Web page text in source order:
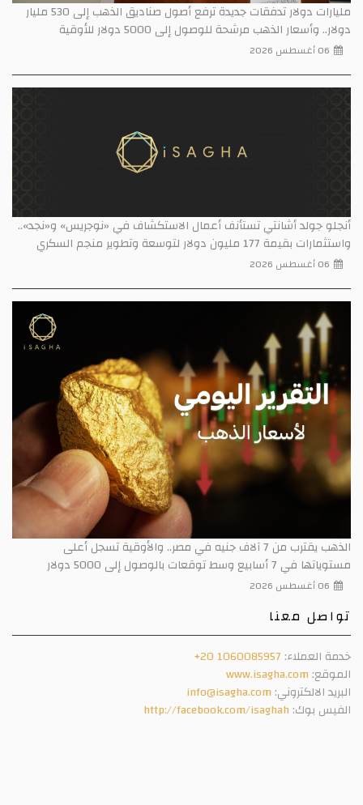
مليارات دولار تدفقات جديدة ترفع أصول صناديق الذهب إلى 530 مليار
دولار.. وأسعار الذهب مرشحة للوصول إلى 5000 دولار للأوقية
06 أغسطس 2026
أنجلو جولد أشانتي تستأنف أعمال الاستكشاف في «نوجريس» و«نجد»..
واستثمارات بقيمة 177 مليون دولار لتوسعة وتطوير منجم السكري
06 أغسطس 2026
الذهب يقترب من 7 آلاف جنيه في مصر.. والأوقية تسجل أعلى
مستوياتها في 7 أسابيع وسط توقعات بالوصول إلى 5000 دولار
06 أغسطس 2026
تواصل معنا
خدمة العملاء: +20 1060085957
الموقع: www.isagha.com
البريد الالكتروني: info@isagha.com
الفيس بوك: http://facebook.com/isaghah